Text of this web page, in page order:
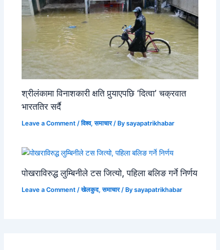
श्रीलंकामा विनाशकारी क्षति पुर्‍याएपछि ‘दित्वा’ चक्रवात
भारततिर सर्दै
Leave a Comment /विश्व,समाचार/ Bysayapatrikhabar
पोखराविरुद्ध लुम्बिनीले टस जित्यो, पहिला बलिङ गर्ने निर्णय
Leave a Comment /खेलकुद,समाचार/ Bysayapatrikhabar